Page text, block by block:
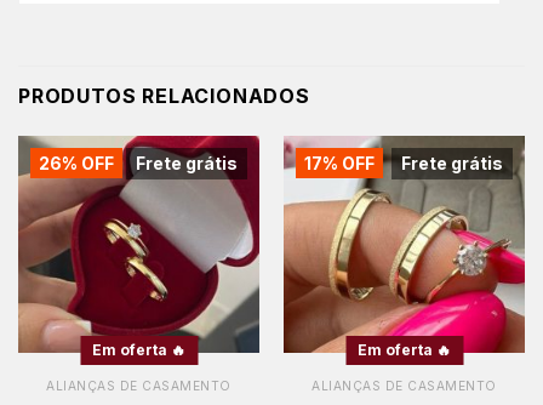
PRODUTOS RELACIONADOS
Frete grátis
26% OFF
Em oferta 🔥
ALIANÇAS DE CASAMENTO
Frete grátis
17% OFF
Em oferta 🔥
ALIANÇAS DE CASAMENTO